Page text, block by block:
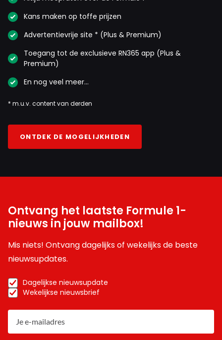
Kans maken op toffe prijzen
Advertentievrije site * (Plus & Premium)
Toegang tot de exclusieve RN365 app (Plus &
Premium)
En nog veel meer…
* m.u.v. content van derden
ONTDEK DE MOGELIJKHEDEN
Ontvang het laatste Formule 1-
nieuws in jouw mailbox!
Mis niets! Ontvang dagelijks of wekelijks de beste
nieuwsupdates.
Dagelijkse nieuwsupdate
Wekelijkse nieuwsbrief